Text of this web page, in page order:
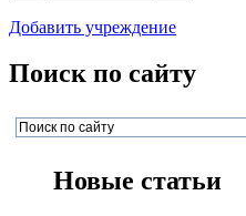
Добавить учреждение
Поиск по сайту
Новые статьи